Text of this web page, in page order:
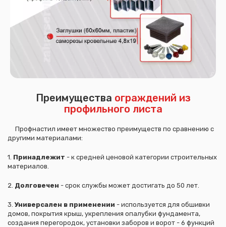
Преимущества ограждений из
профильного листа
Профнастил имеет множество преимуществ по сравнению с
другими материалами:
1. Принадлежит - к средней ценовой категории строительных
материалов.
2. Долговечен - срок службы может достигать до 50 лет.
3.Универсален в применении - используется для обшивки
домов, покрытия крыш, укрепления опалубки фундамента,
создания перегородок, установки заборов и ворот - 6 функций